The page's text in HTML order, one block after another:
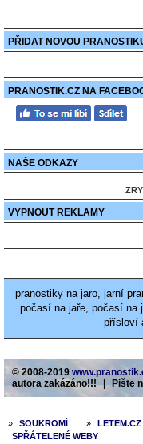
PŘIDAT NOVOU
PRANOSTIK.CZ NA
NAŠE ODKAZY
VYPNOUT REKLAMY
pranostiky na jaro, jarní
počasí na jaře, počasí na
přísloví
© 2008-2019
autora zakázáno!!! | Pište
» SOUKROMÍ »
SPŘÁTELENÉ WEBY